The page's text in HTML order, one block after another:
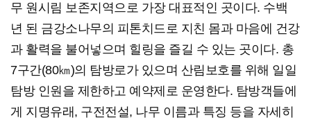
무 원시림 보존지역으로 가장 대표적인 곳이다. 수백
년 된 금강소나무의 피톤치드로 지친 몸과 마음에 건강
과 활력을 불어넣으며 힐링을 즐길 수 있는 곳이다. 총
7구간(80㎞)의 탐방로가 있으며 산림보호를 위해 일일
탐방 인원을 제한하고 예약제로 운영한다. 탐방객들에
게 지명유래, 구전전설, 나무 이름과 특징 등을 자세히